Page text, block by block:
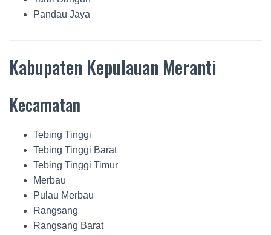
Pandau Jaya
Kabupaten Kepulauan Meranti
Kecamatan
Tebing Tinggi
Tebing Tinggi Barat
Tebing Tinggi Timur
Merbau
Pulau Merbau
Rangsang
Rangsang Barat